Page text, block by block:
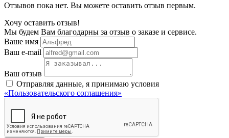
Отзывов пока нет. Вы можете оставить отзыв первым.
Хочу оставить отзыв!
Мы будем Вам благодарны за отзыв о заказе и сервисе.
Ваше имя
Ваш e-mail
Ваш отзыв
Отправляя данные, я принимаю условия
«Пользовательского соглашения»